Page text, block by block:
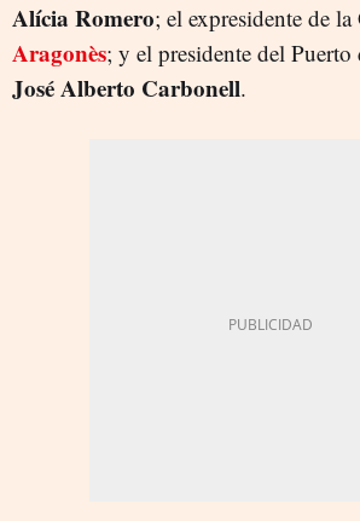
Alícia Romero; el expresidente de
Aragonès; y el presidente del Puerto
José Alberto Carbonell.